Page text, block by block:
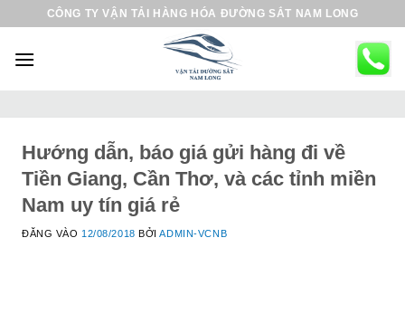
CÔNG TY VẬN TẢI HÀNG HÓA ĐƯỜNG SẮT NAM LONG
Hướng dẫn, báo giá gửi hàng đi về
Tiền Giang, Cần Thơ, và các tỉnh miền
Nam uy tín giá rẻ
ĐĂNG VÀO 12/08/2018 BỞIADMIN-VCNB